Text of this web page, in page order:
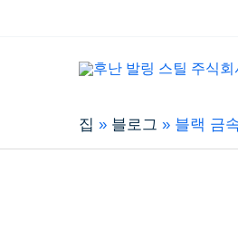
집 블로그 블랙 금